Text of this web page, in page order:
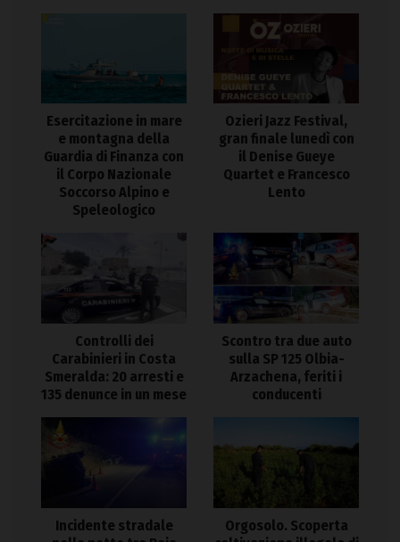
Esercitazione in mare
e montagna della
Guardia di Finanza con
il Corpo Nazionale
Soccorso Alpino e
Speleologico
Ozieri Jazz Festival,
gran finale lunedì con
il Denise Gueye
Quartet e Francesco
Lento
Controlli dei
Carabinieri in Costa
Smeralda: 20 arresti e
135 denunce in un mese
Scontro tra due auto
sulla SP 125 Olbia-
Arzachena, feriti i
conducenti
Incidente stradale
Orgosolo. Scoperta